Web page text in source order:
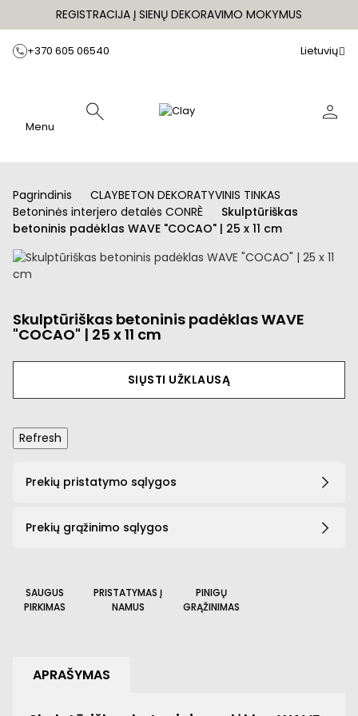
REGISTRACIJA Į SIENŲ DEKORAVIMO MOKYMUS
+370 605 06540 Lietuvių
Menu
Pagrindinis
CLAYBETON DEKORATYVINIS TINKAS
Betoninės interjero detalės CONRÈ
Skulptūriškas
betoninis padėklas WAVE "COCAO" | 25 x 11 cm
Skulptūriškas betoninis padėklas WAVE
"COCAO" | 25 x 11 cm
SIŲSTI UŽKLAUSĄ
Prekių pristatymo sąlygos
Prekių grąžinimo sąlygos
SAUGUS
PIRKIMAS
PRISTATYMAS Į
NAMUS
PINIGŲ
GRĄŽINIMAS
APRAŠYMAS